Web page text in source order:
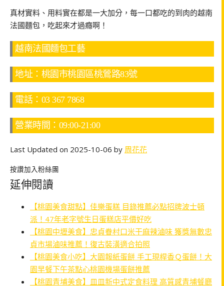
真材實料、用料實在都是一大加分，每一口都吃的到肉的越南
法國麵包，吃起來才過癮啊！
越南法國麵包工藝
地址：桃園市桃園區桃鶯路83號
電話：03 367 7868
營業時間：09:00-21:00
Last Updated on 2025-10-06 by 周花花
按讚加入粉絲團
延伸閱讀
【桃園美食甜點】佳樂蛋糕 目錄推薦必點招牌波士頓
派！47年老字號生日蛋糕店平價好吃
【桃園中壢美食】忠貞眷村口米干麻辣滷味 獲獎無數忠
貞市場滷味推薦！復古裝潢適合拍照
【桃園美食小吃】大園報紙蛋餅 手工現桿香Ｑ蛋餅！大
園早餐下午茶點心桃園機場蛋餅推薦
【桃園青埔美食】皿皿新中式定食料理 高質感青埔餐廳